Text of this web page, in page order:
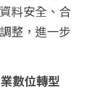
料安全、合
整，進一步
數位轉型